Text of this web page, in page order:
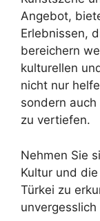
Angebot,
Erlebnissen,
bereichern
kulturellen
nicht nur
sondern
zu vertiefen.
Nehmen Sie
Kultur und
Türkei zu